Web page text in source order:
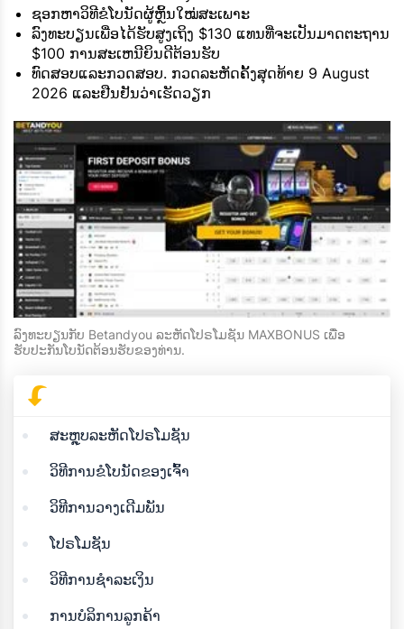
ຊອກຫາວິທີຂໍໂບນັດຜູ້ຫຼິ້ນໃໝ່ສະເພາະ
ລົງ​ທະ​ບຽນ​ເພື່ອ​ໄດ້​ຮັບ​ສູງ​ເຖິງ $130 ແທນ​ທີ່​ຈະ​ເປັນ​ມາດ​ຕະ​ຖານ
$100 ການ​ສະ​ເຫນີ​ຍິນ​ດີ​ຕ້ອນ​ຮັບ​
ທົດສອບແລະກວດສອບ. ກວດລະຫັດຄັ້ງສຸດທ້າຍ 9 August
2026 ແລະຢືນຢັນວ່າເຮັດວຽກ
ລົງທະບຽນກັບ Betandyou ລະຫັດໂປຣໂມຊັນ MAXBONUS ເພື່ອ
ຮັບປະກັນໂບນັດຕ້ອນຮັບຂອງທ່ານ.
ສະຫຼຸບລະຫັດໂປຣໂມຊັນ
ວິທີການຂໍໂບນັດຂອງເຈົ້າ
ວິທີການວາງເດີມພັນ
ໂປຣໂມຊັນ
ວິທີການຊໍາລະເງິນ
ການບໍລິການລູກຄ້າ